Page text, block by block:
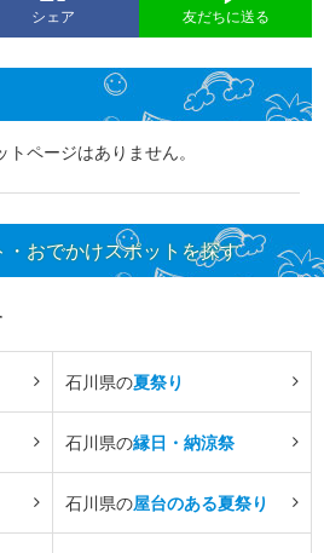
シェア 友だちに送る
ページはありません。
おでかけスポットを探す
石川県の夏祭り
石川県の縁日・納涼祭
石川県の屋台のある夏祭り